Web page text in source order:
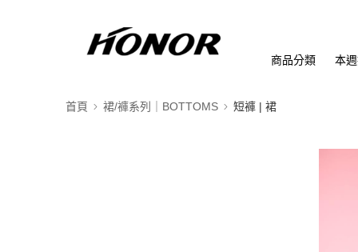
商品分類 本
首頁 裙/褲系列｜BOTTOMS 短褲 | 裙